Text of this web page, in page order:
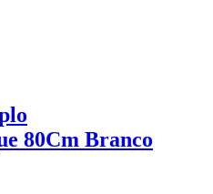
80Cm Branco